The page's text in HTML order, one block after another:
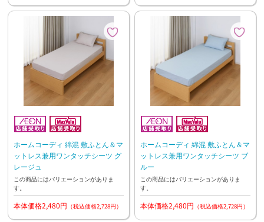
ホームコーディ 綿混 敷ふとん＆マ
ットレス兼用ワンタッチシーツ グ
レージュ
この商品にはバリエーションがありま
す。
本体価格2,480円 （税込価格2,728円）
ホームコーディ 綿混 敷ふとん＆マ
ットレス兼用ワンタッチシーツ ブ
ルー
この商品にはバリエーションがありま
す。
本体価格2,480円 （税込価格2,728円）